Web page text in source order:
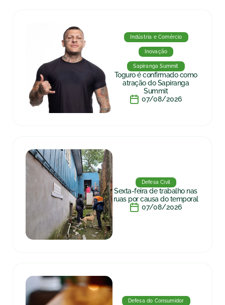
Indústria e Comércio
Inovação
Sapiranga Summit
Toguro é confirmado como
atração do Sapiranga
Summit
07/08/2026
Defesa Civil
Sexta-feira de trabalho nas
ruas por causa do temporal
07/08/2026
Defesa do Consumidor